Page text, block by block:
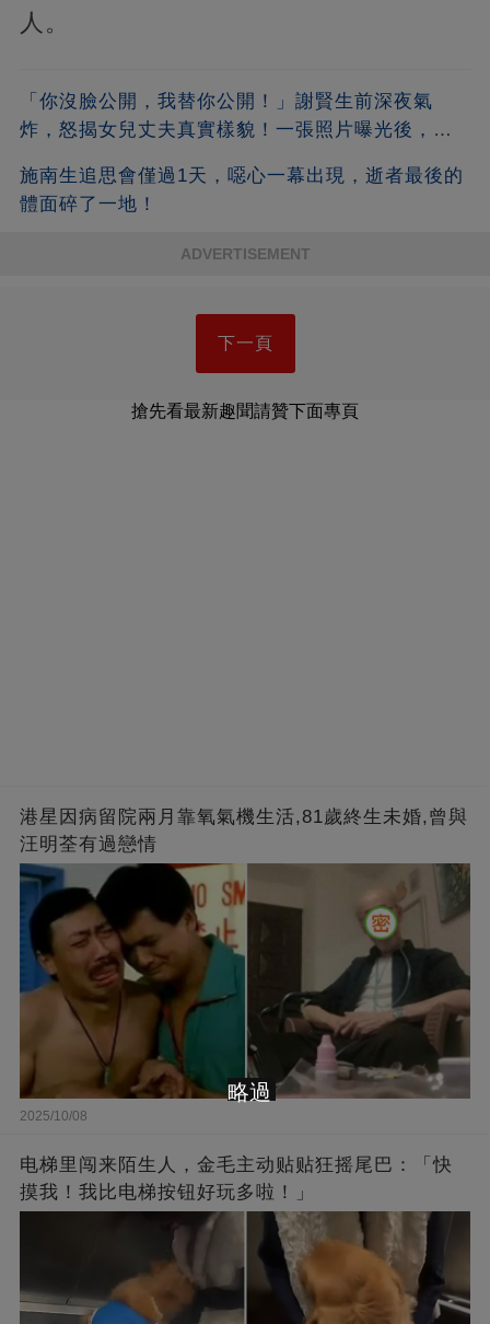
人。
「你沒臉公開，我替你公開！」謝賢生前深夜氣
炸，怒揭女兒丈夫真實樣貌！一張照片曝光後，全
施南生追思會僅過1天，噁心一幕出現，逝者最後的
體面碎了一地！
ADVERTISEMENT
下一頁
搶先看最新趣聞請贊下面專頁
港星因病留院兩月靠氧氣機生活,81歲終生未婚,曾與
汪明荃有過戀情
2025/10/08
电梯里闯来陌生人，金毛主动贴贴狂摇尾巴：「快
摸我！我比电梯按钮好玩多啦！」
略過